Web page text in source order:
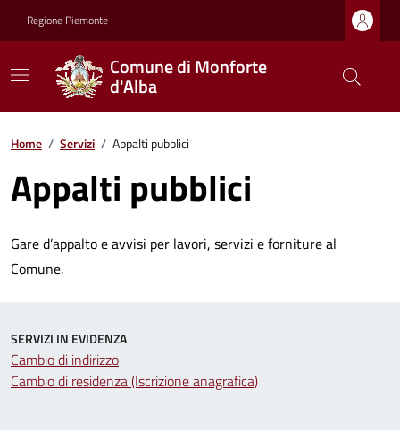
Regione Piemonte
Comune di Monforte
d'Alba
Home / Servizi / Appalti pubblici
Appalti pubblici
Gare d’appalto e avvisi per lavori, servizi e forniture al
Comune.
SERVIZI IN EVIDENZA
Cambio di indirizzo
Cambio di residenza (Iscrizione anagrafica)